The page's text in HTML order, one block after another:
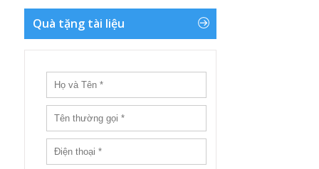
Quà tặng tài liệu